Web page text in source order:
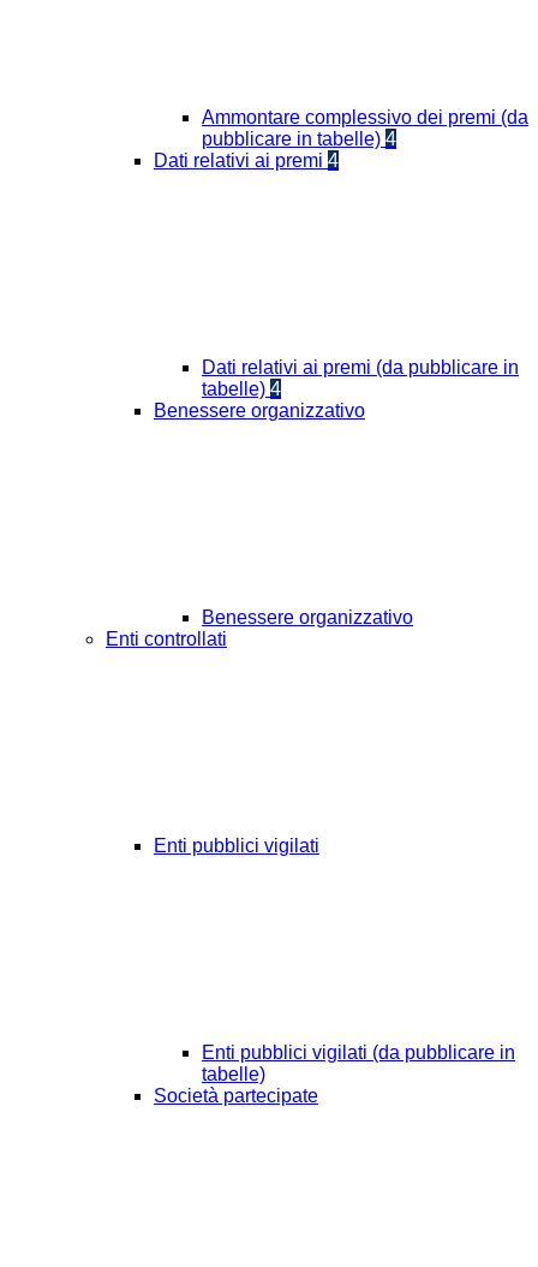
Ammontare complessivo dei premi (da
pubblicare in tabelle) 4
Dati relativi ai premi 4
Dati relativi ai premi (da pubblicare in
tabelle) 4
Benessere organizzativo
Benessere organizzativo
Enti controllati
Enti pubblici vigilati
Enti pubblici vigilati (da pubblicare in
tabelle)
Società partecipate